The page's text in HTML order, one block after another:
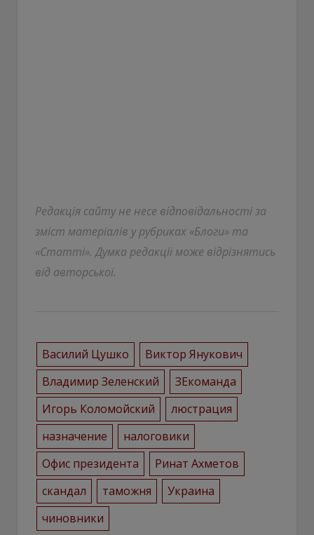
Редакція сайту не несе відповідальності за
зміст матеріалів у рубриках «Блоги» та
«Статті». Думка редакції може відрізнятись
від авторської.
Василий Цушко
Виктор Янукович
Владимир Зеленский
ЗЕкоманда
Игорь Коломойский
люстрация
назначение
налоговики
Офис президента
Ринат Ахметов
скандал
таможня
Украина
чиновники